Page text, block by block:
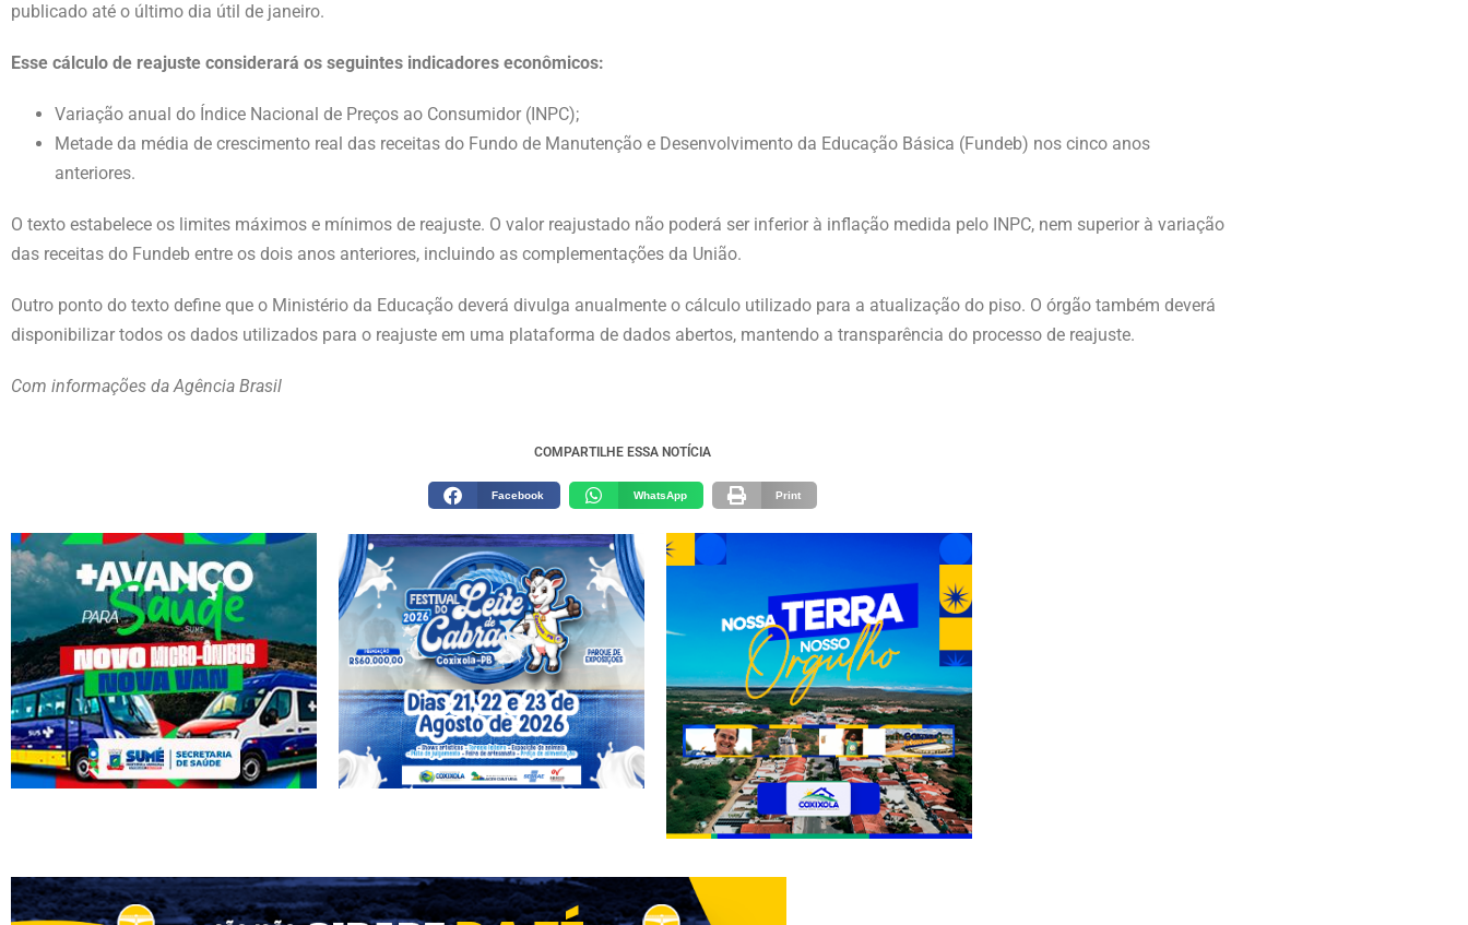
publicado até o último dia útil de janeiro.
Esse cálculo de reajuste considerará os seguintes indicadores econômicos:
Variação anual do Índice Nacional de Preços ao Consumidor (INPC);
Metade da média de crescimento real das receitas do Fundo de Manutenção e Desenvolvimento da Educação Básica (Fundeb) nos cinco anos
anteriores.
O texto estabelece os limites máximos e mínimos de reajuste. O valor reajustado não poderá ser inferior à inflação medida pelo INPC, nem superior à variação
das receitas do Fundeb entre os dois anos anteriores, incluindo as complementações da União.
Outro ponto do texto define que o Ministério da Educação deverá divulga anualmente o cálculo utilizado para a atualização do piso. O órgão também deverá
disponibilizar todos os dados utilizados para o reajuste em uma plataforma de dados abertos, mantendo a transparência do processo de reajuste.
Com informações da Agência Brasil
COMPARTILHE ESSA NOTÍCIA
Facebook WhatsApp Print